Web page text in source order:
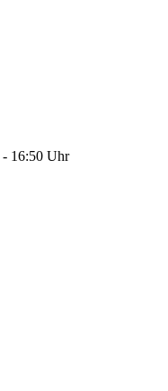
16:50 Uhr